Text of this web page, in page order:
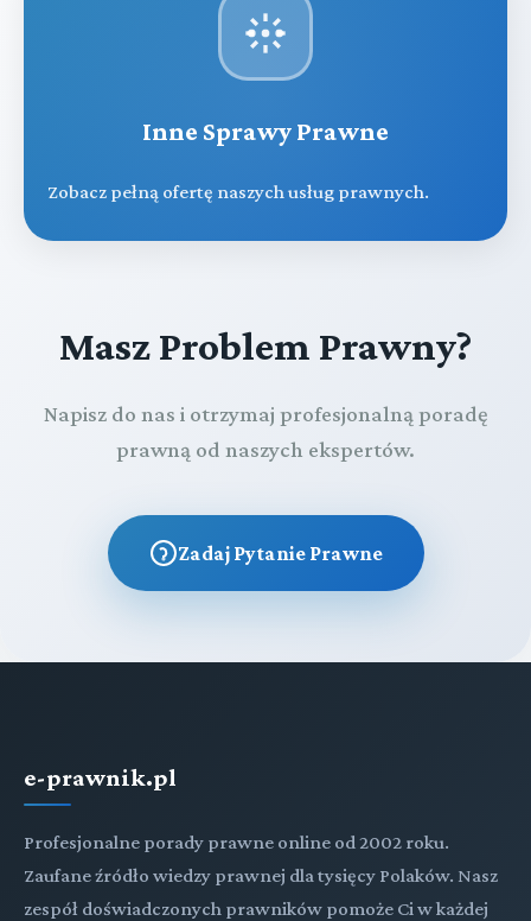
Inne Sprawy Prawne
Zobacz pełną ofertę naszych usług prawnych.
Masz Problem Prawny?
Napisz do nas i otrzymaj profesjonalną poradę
prawną od naszych ekspertów.
Zadaj Pytanie Prawne
e-prawnik.pl
Profesjonalne porady prawne online od 2002 roku.
Zaufane źródło wiedzy prawnej dla tysięcy Polaków. Nasz
zespół doświadczonych prawników pomoże Ci w każdej